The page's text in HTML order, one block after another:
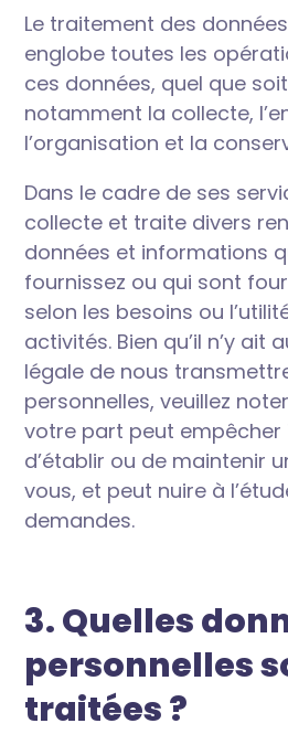
Le traitement des
englobe toutes les
ces données, quel que
notamment la collecte,
l’organisation et la
Dans le cadre de ses
collecte et traite divers
données et informations
fournissez ou qui sont
selon les besoins ou
activités. Bien qu’il n’y ait
légale de nous
personnelles, veuillez
votre part peut empêcher
d’établir ou de maintenir
vous, et peut nuire à
demandes.
3. Quelles
personnelles
traitées ?